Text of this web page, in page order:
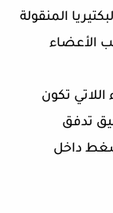
المنقولة
الأعضاء
تكون
تدفق
داخل